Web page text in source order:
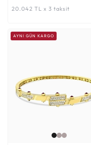
20.042 TL x 3 taksit
AYNI GÜN KARGO